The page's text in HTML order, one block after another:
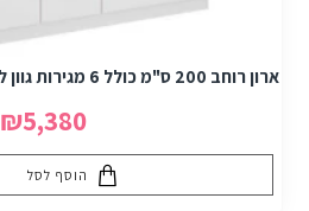
ארון רוחב 200 ס"מ כולל 6 מגירות גוון לבן דגם ביס-סידרת פרימיום
₪5,380
הוסף לסל